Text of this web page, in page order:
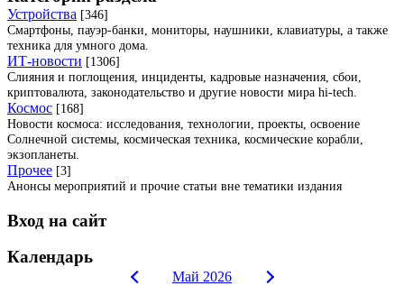
Устройства [346]
Смартфоны, пауэр-банки, мониторы, наушники, клавиатуры, а также
техника для умного дома.
ИТ-новости [1306]
Слияния и поглощения, инциденты, кадровые назначения, сбои,
криптовалюта, законодательство и другие новости мира hi-tech.
Космос [168]
Новости космоса: исследования, технологии, проекты, освоение
Солнечной системы, космическая техника, космические корабли,
экзопланеты.
Прочее [3]
Анонсы мероприятий и прочие статьи вне тематики издания
Вход на сайт
Календарь
Май 2026